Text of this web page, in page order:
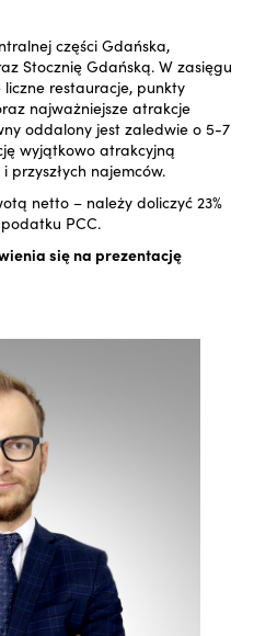
części Gdańska,
Stocznię Gdańską. W zasięgu
restauracje, punkty
najważniejsze atrakcje
oddalony jest zaledwie o 5-7
wyjątkowo atrakcyjną
przyszłych najemców.
netto – należy doliczyć 23%
PCC.
się na prezentację